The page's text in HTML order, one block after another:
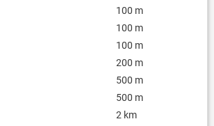
100 m
100 m
100 m
200 m
500 m
500 m
2 km